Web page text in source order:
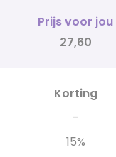
Prijs voor jou
27,60
Korting
-
15%